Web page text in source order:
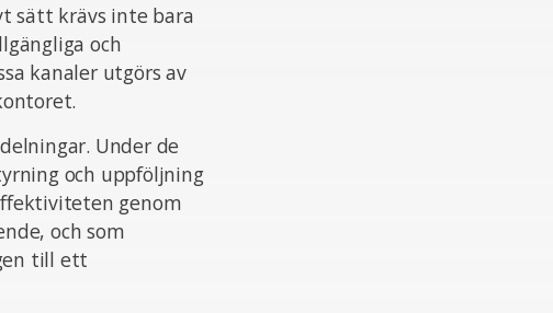
sätt krävs inte bara
och
kanaler utgörs av
Under de
och uppföljning
genom
och som
till ett